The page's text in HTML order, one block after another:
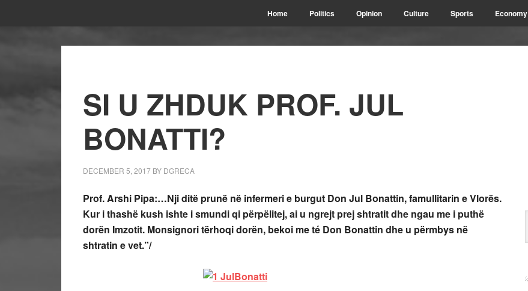
Home Politics Opinion Culture Sports Economy
SI U ZHDUK PROF. JUL
BONATTI?
DECEMBER 5, 2017 BY DGRECA
Prof. Arshi Pipa:…Nji ditë prunë në infermeri e burgut Don Jul Bonattin, famullitarin e Vlorës.
Kur i thashë kush ishte i smundi qi përpëlitej, ai u ngrejt prej shtratit dhe ngau me i puthë
dorën Imzotit. Monsignori tërhoqi dorën, bekoi me té Don Bonattin dhe u përmbys në
shtratin e vet.”/